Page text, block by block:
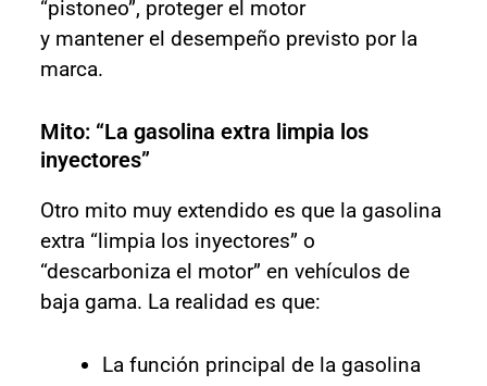
“pistoneo”, proteger el motor
y mantener el desempeño previsto por la
marca.
Mito: “La gasolina extra limpia los
inyectores”
Otro mito muy extendido es que la gasolina
extra “limpia los inyectores” o
“descarboniza el motor” en vehículos de
baja gama. La realidad es que:
La función principal de la gasolina